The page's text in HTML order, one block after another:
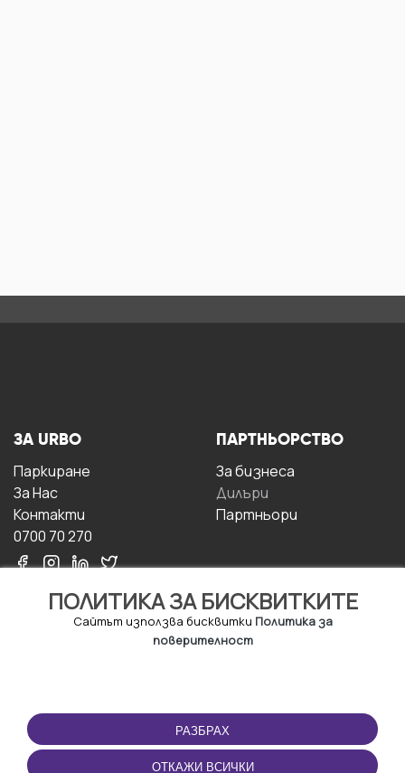
ПОЛИТИКА ЗА БИСКВИТКИТЕ
Сайтът използва бисквитки Политика за
поверителност
РАЗБРАХ
ОТКАЖИ ВСИЧКИ
ЗА URBO
Паркиране
За Hас
Контакти
0700 70 270
ПАРТНЬОРСТВО
За бизнесa
Дилъри
Партньори
ПОЛЗВАНЕ
Правила и условия за
ползване
ПРИЛОЖЕНИЕТО